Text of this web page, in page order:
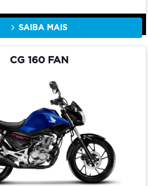
SAIBA MAIS
CG 160 FAN